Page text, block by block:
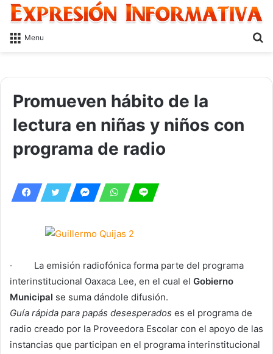
Menu
Promueven hábito de la
lectura en niñas y niños con
programa de radio
· La emisión radiofónica forma parte del programa
interinstitucional Oaxaca Lee, en el cual el Gobierno
Municipal se suma dándole difusión.
Guía rápida para papás desesperados es el programa de
radio creado por la Proveedora Escolar con el apoyo de las
instancias que participan en el programa interinstitucional